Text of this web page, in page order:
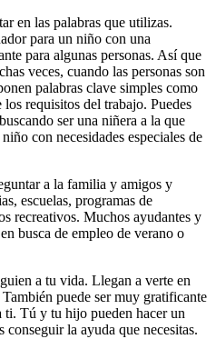
en las palabras que utilizas.
para un niño con una
para algunas personas. Así que
veces, cuando las personas son
palabras clave simples como
requisitos del trabajo. Puedes
ser una niñera a la que
con necesidades especiales de
a la familia y amigos y
escuelas, programas de
recreativos. Muchos ayudantes y
busca de empleo de verano o
a tu vida. Llegan a verte en
puede ser muy gratificante
ti. Tú y tu hijo pueden hacer un
la ayuda que necesitas.